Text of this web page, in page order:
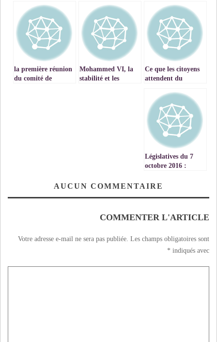
Ce que les citoyens
attendent du
M.Benkirane.
Mohammed VI, la
stabilité et les
la première réunion
du comité de
Législatives du 7
octobre 2016 :
programmes
marocains ( 2ème
AUCUN COMMENTAIRE
COMMENTER L'ARTICLE
Votre adresse e-mail ne sera pas publiée. Les champs obligatoires sont
indiqués avec
*